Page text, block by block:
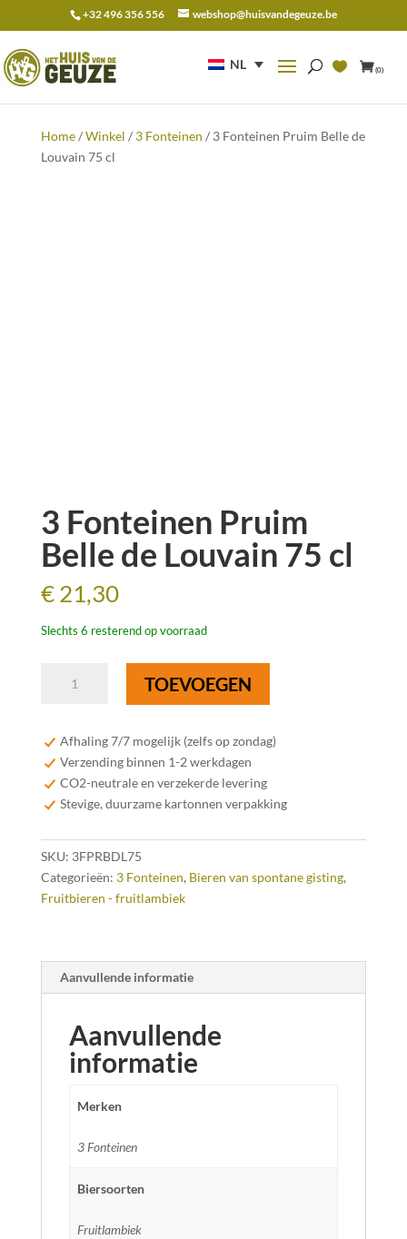
+32 496 356 556 webshop@huisvandegeuze.be
NL (0)
naar:
Home/Winkel / 3 Fonteinen / 3 Fonteinen Pruim Belle de
Louvain 75 cl
3 Fonteinen Pruim
Belle de Louvain 75 cl
€21,30
Slechts 6 resterend op voorraad
Fonteinen
Belle
de
Louvain
75
aantal
TOEVOEGEN
Afhaling 7/7 mogelijk (zelfs op zondag)
Verzending binnen 1-2 werkdagen
CO2-neutrale en verzekerde levering
Stevige, duurzame kartonnen verpakking
SKU: 3FPRBDL75
Categorieën: 3 Fonteinen, Bieren van spontane gisting,
Fruitbieren - fruitlambiek
Aanvullende informatie
Aanvullende
informatie
Merken
3 Fonteinen
Biersoorten
Fruitlambiek